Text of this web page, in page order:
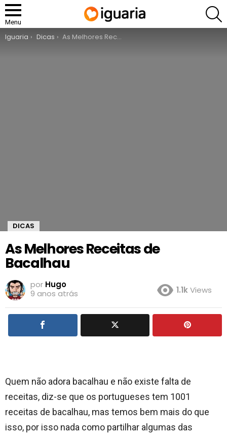
Menu
You are here:
Iguaria Dicas As Melhores Receitas de Bacalhau
DICAS
As Melhores Receitas de
Bacalhau
por Hugo
9 anos atrás
1.1kViews
Quem não adora bacalhau e não existe falta de
receitas, diz-se que os portugueses tem 1001
receitas de bacalhau, mas temos bem mais do que
isso, por isso nada como partilhar algumas das